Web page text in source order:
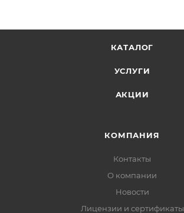
КАТАЛОГ
УСЛУГИ
АКЦИИ
КОМПАНИЯ
Контакты
О компании
Новости
Лицензии и сертификаты